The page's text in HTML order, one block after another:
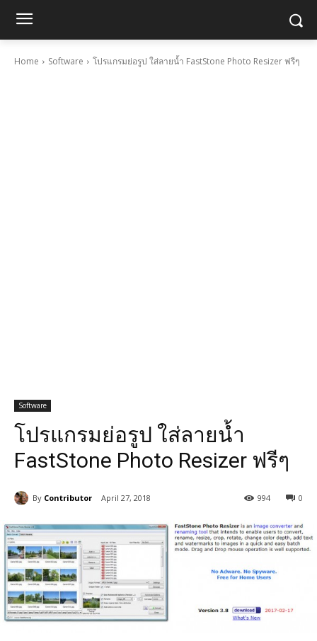
Home Software โปรแกรมย่อรูป ใส่ลายน้ำ FastStone Photo Resizer ฟรีๆ
Software
โปรแกรมย่อรูป ใส่ลายน้ำ
FastStone Photo Resizer ฟรีๆ
By Contributor April 27, 2018 0
994